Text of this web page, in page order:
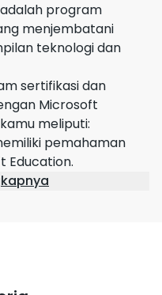
program
menjembatani
teknologi dan
sertifikasi dan
Microsoft
meliputi:
pemahaman
Education.